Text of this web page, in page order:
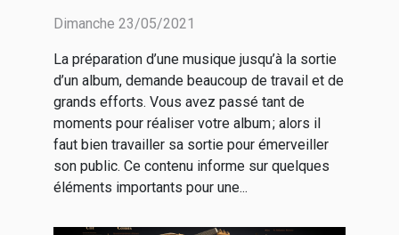
Dimanche 23/05/2021
La préparation d’une musique jusqu’à la sortie
d’un album, demande beaucoup de travail et de
grands efforts. Vous avez passé tant de
moments pour réaliser votre album ; alors il
faut bien travailler sa sortie pour émerveiller
son public. Ce contenu informe sur quelques
éléments importants pour une...